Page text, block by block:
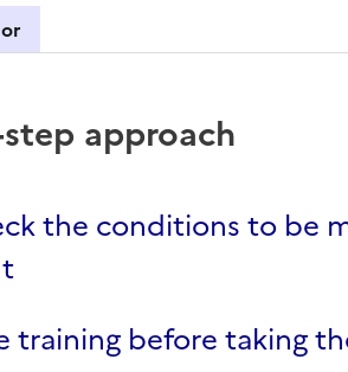
approach
the conditions to be
training before taking